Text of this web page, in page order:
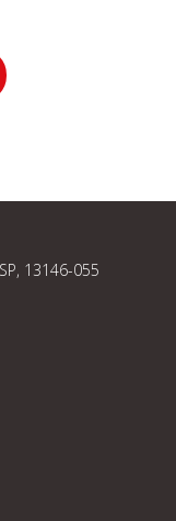
13146-055